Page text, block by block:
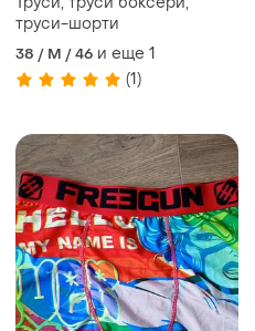
труси-шорти
38 / M / 46 и еще 1
(1)